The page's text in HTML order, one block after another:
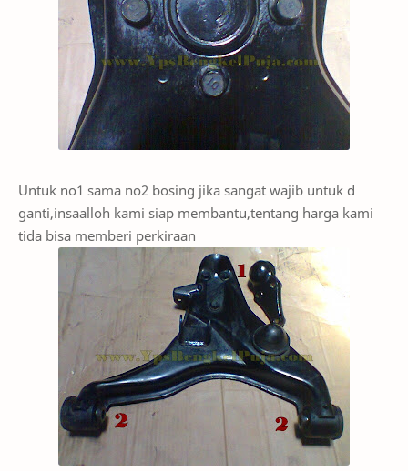
Untuk no1 sama no2 bosing jika sangat wajib untuk d
ganti,insaalloh kami siap membantu,tentang harga kami
tida bisa memberi perkiraan